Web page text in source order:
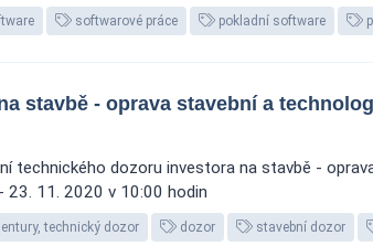
softwarové práce pokladní software
stavbě - oprava stavební a
technického dozoru investora na stavbě -
23. 11. 2020 v 10:00 hodin
technický dozor dozor stavební dozor